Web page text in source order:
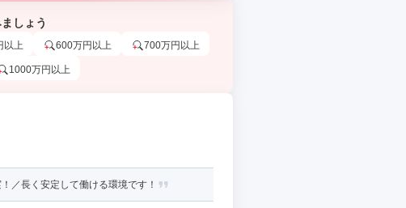
しょう
以上 600万円以上 700万円以上
1000万円以上
／長く安定して働ける環境です！